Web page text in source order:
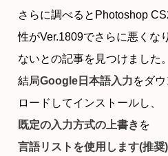
さらに調べるとPhotoshop
性がVer.1809でさらに悪くな
ないとの記事を見つけました。
結局Google日本語入力をダウ
ロードしてインストールし、
既定の入力方式の上書き を
言語リストを使用します(推奨)